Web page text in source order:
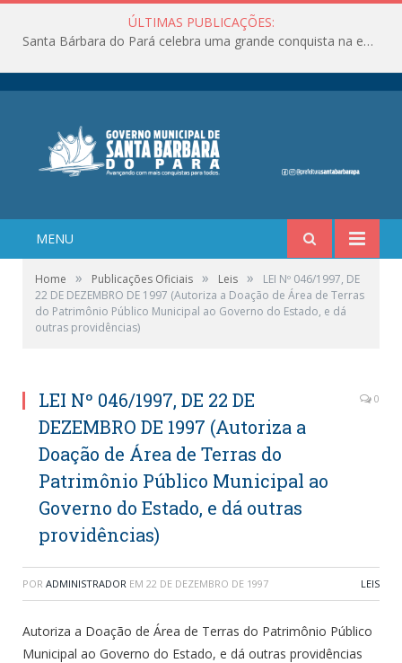
ÚLTIMAS PUBLICAÇÕES:
Santa Bárbara do Pará celebra uma grande conquista na educação!
MENU
Home » Publicações Oficiais » Leis »
LEI Nº 046/1997, DE
22 DE DEZEMBRO DE 1997 (Autoriza a Doação de Área de Terras
do Patrimônio Público Municipal ao Governo do Estado, e dá
outras providências)
LEI Nº 046/1997, DE 22 DE
DEZEMBRO DE 1997 (Autoriza a
Doação de Área de Terras do
Patrimônio Público Municipal ao
Governo do Estado, e dá outras
providências)
0
POR ADMINISTRADOR EM 22 DE DEZEMBRO DE 1997 LEIS
Autoriza a Doação de Área de Terras do Patrimônio Público
Municipal ao Governo do Estado, e dá outras providências